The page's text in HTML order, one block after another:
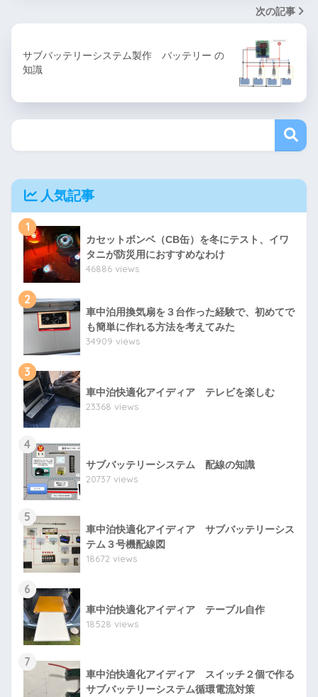
次の記事
サブバッテリーシステム製作 バッテリー の
知識
人気記事
1
カセットボンベ（CB缶）を冬にテスト、イワ
タニが防災用におすすめなわけ
46886 views
2
車中泊用換気扇を３台作った経験で、初めてで
も簡単に作れる方法を考えてみた
34909 views
3
車中泊快適化アイディア テレビを楽しむ
23368 views
4
サブバッテリーシステム 配線の知識
20737 views
5
車中泊快適化アイディア サブバッテリーシス
テム３号機配線図
18672 views
6
車中泊快適化アイディア テーブル自作
18528 views
7
車中泊快適化アイディア スイッチ２個で作る
サブバッテリーシステム循環電流対策